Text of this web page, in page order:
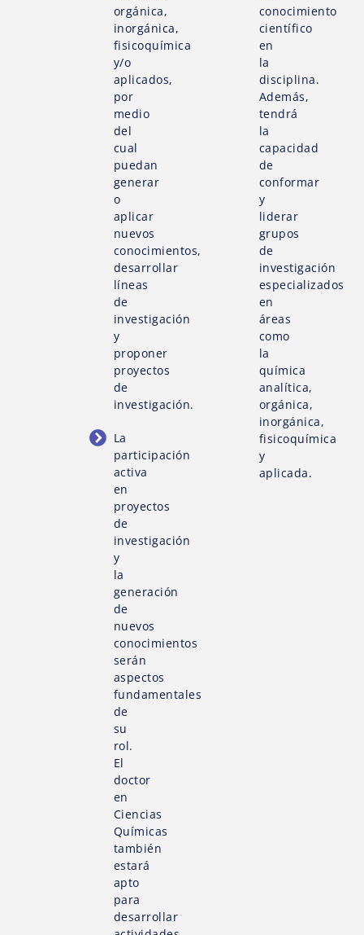
orgánica,
inorgánica,
fisicoquímica
y/o
aplicados,
por
medio
del
cual
puedan
generar
o
aplicar
nuevos
conocimientos,
desarrollar
líneas
de
investigación
y
proponer
proyectos
de
investigación.
La
participación
activa
en
proyectos
de
investigación
y
la
generación
de
nuevos
conocimientos
serán
aspectos
fundamentales
de
su
rol.
El
doctor
en
Ciencias
Químicas
también
estará
apto
para
desarrollar
conocimiento
científico
en
la
disciplina.
Además,
tendrá
la
capacidad
de
conformar
y
liderar
grupos
de
investigación
especializados
en
áreas
como
la
química
analítica,
orgánica,
inorgánica,
fisicoquímica
y
aplicada.